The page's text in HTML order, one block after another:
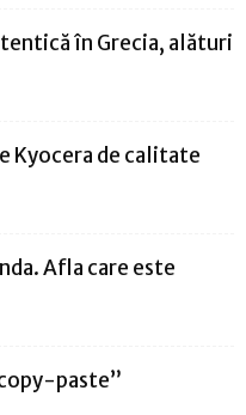
în Grecia, alături
de calitate
Afla care este
paste”